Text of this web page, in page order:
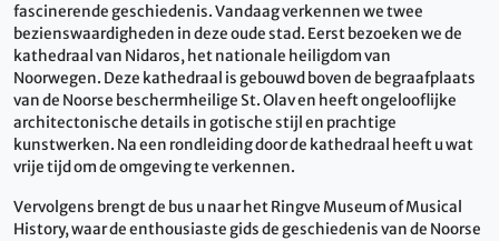
fascinerende geschiedenis.Vandaag verkennen we twee
bezienswaardigheden in deze oude stad. Eerst bezoeken we de
kathedraal van Nidaros, het nationale heiligdom van
Noorwegen. Deze kathedraal is gebouwd boven de begraafplaats
van de Noorse beschermheilige St. Olav en heeft ongelooflijke
architectonische details in gotische stijl en prachtige
kunstwerken. Na een rondleiding door de kathedraal heeft u wat
vrije tijd om de omgeving te verkennen.
Vervolgens brengt de bus u naar het Ringve Museum of Musical
History, waar de enthousiaste gids de geschiedenis van de Noorse